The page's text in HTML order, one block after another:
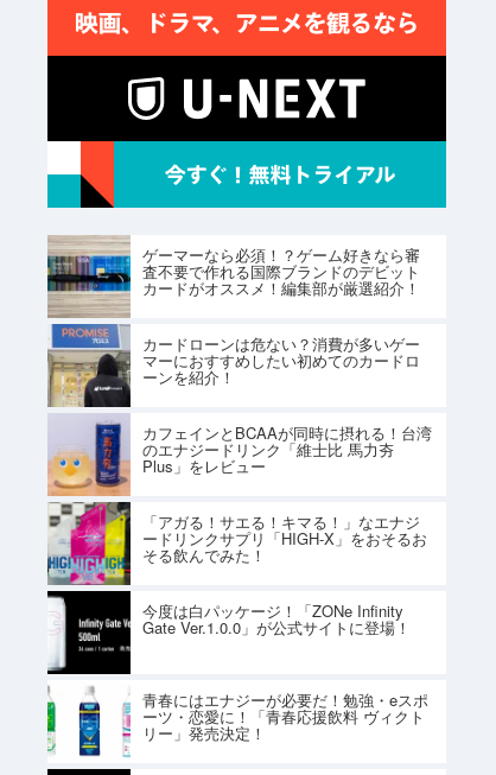
ゲーマーなら必須！？ゲーム好きなら審
査不要で作れる国際ブランドのデビット
カードがオススメ！編集部が厳選紹介！
カードローンは危ない？消費が多いゲー
マーにおすすめしたい初めてのカードロ
ーンを紹介！
カフェインとBCAAが同時に摂れる！台湾
のエナジードリンク「維士比 馬力夯
Plus」をレビュー
「アガる！サエる！キマる！」なエナジ
ードリンクサプリ「HIGH-X」をおそるお
そる飲んでみた！
今度は白パッケージ！「ZONe Infinity
Gate Ver.1.0.0」が公式サイトに登場！
青春にはエナジーが必要だ！勉強・eスポ
ーツ・恋愛に！「青春応援飲料 ヴィクト
リー」発売決定！